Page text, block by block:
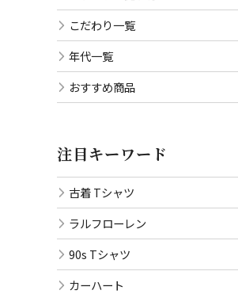
こだわり一覧
年代一覧
おすすめ商品
注目キーワード
古着 Tシャツ
ラルフローレン
90s Tシャツ
カーハート